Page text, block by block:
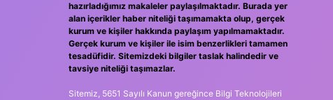
hazırladığımız makaleler paylaşılmaktadır. Burada yer
alan içerikler haber niteliği taşımamakta olup, gerçek
kurum ve kişiler hakkında paylaşım yapılmamaktadır.
Gerçek kurum ve kişiler ile isim benzerlikleri tamamen
tesadüfidir. Sitemizdeki bilgiler taslak halindedir ve
tavsiye niteliği taşımazlar.
Sitemiz, 5651 Sayılı Kanun gereğince Bilgi Teknolojileri